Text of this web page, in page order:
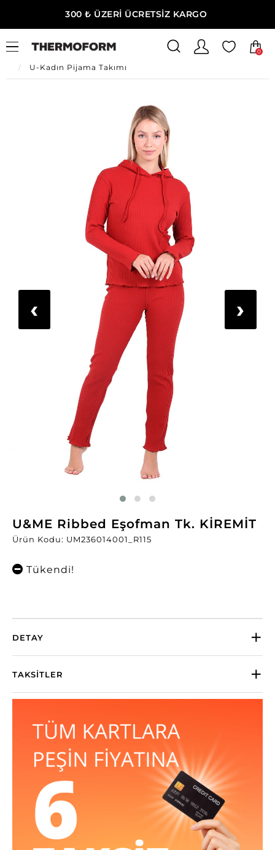
300 ₺ ÜZERİ ÜCRETSİZ KARGO
0
Ana Sayfa
U-Kadın Ev Giyim
U-Kadın Pijama Takımı
‹ ›
U&ME Ribbed Eşofman Tk. KİREMİT
Ürün Kodu: UM236014001_R115
Tükendi!
DETAY
TAKSITLER